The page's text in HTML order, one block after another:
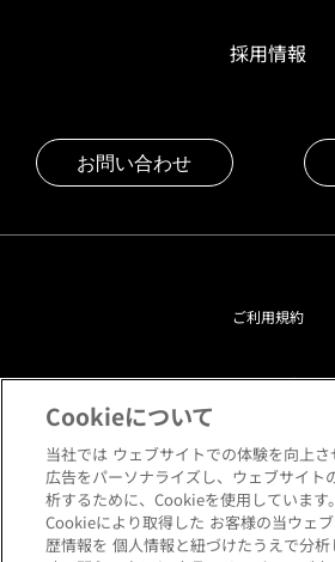
採用情報
お問い合わせ
ご利用規約
プライバシーポリシ
クッキーポリシー
閲覧環境について
Cookieについて
当社では ウェブサイトでの体験を向上
広告をパーソナライズし、ウェブサイト
析するために、Cookieを使用しています
Cookieにより取得した お客様の当ウェ
歴情報を 個人情報と紐づけたうえで分